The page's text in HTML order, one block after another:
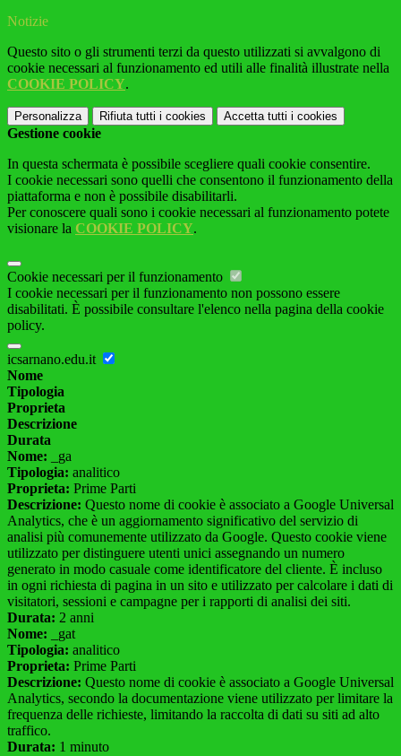
Notizie
Questo sito o gli strumenti terzi da questo utilizzati si avvalgono di
cookie necessari al funzionamento ed utili alle finalità illustrate nella
COOKIE POLICY.
Personalizza Rifiuta tutti i cookies Accetta tutti i cookies
Gestione cookie
In questa schermata è possibile scegliere quali cookie consentire.
I cookie necessari sono quelli che consentono il funzionamento della
piattaforma e non è possibile disabilitarli.
Per conoscere quali sono i cookie necessari al funzionamento potete
visionare la COOKIE POLICY.
Cookie necessari per il funzionamento
I cookie necessari per il funzionamento non possono essere
disabilitati. È possibile consultare l'elenco nella pagina della cookie
policy.
icsarnano.edu.it
Nome
Tipologia
Proprieta
Descrizione
Durata
Nome: _ga
Tipologia: analitico
Proprieta: Prime Parti
Descrizione: Questo nome di cookie è associato a Google Universal
Analytics, che è un aggiornamento significativo del servizio di
analisi più comunemente utilizzato da Google. Questo cookie viene
utilizzato per distinguere utenti unici assegnando un numero
generato in modo casuale come identificatore del cliente. È incluso
in ogni richiesta di pagina in un sito e utilizzato per calcolare i dati di
visitatori, sessioni e campagne per i rapporti di analisi dei siti.
Durata: 2 anni
Nome: _gat
Tipologia: analitico
Proprieta: Prime Parti
Descrizione: Questo nome di cookie è associato a Google Universal
Analytics, secondo la documentazione viene utilizzato per limitare la
frequenza delle richieste, limitando la raccolta di dati su siti ad alto
traffico.
Durata: 1 minuto